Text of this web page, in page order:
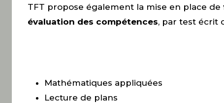
TFT propose également la mise en place de
évaluation des compétences, par test écrit
Mathématiques appliquées
Lecture de plans